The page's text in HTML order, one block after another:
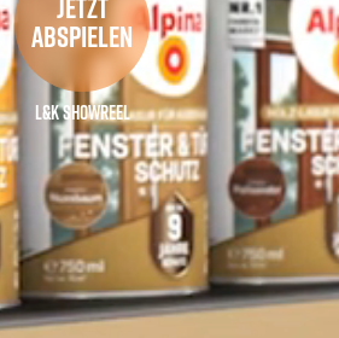
Abspielen
L&K Showreel